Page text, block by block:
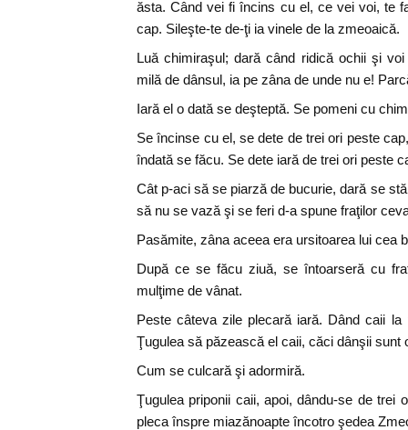
ăsta. Când vei fi încins cu el, ce vei voi, te
cap. Sileşte-te de-ţi ia vinele de la zmeoaică.
Luă chimiraşul; dară când ridică ochii şi
milă de dânsul, ia pe zâna de unde nu e!
Iară el o dată se deşteptă. Se pomeni cu
Se încinse cu el, se dete de trei ori peste
îndată se făcu. Se dete iară de trei ori peste
Cât p-aci să se piarză de bucurie, dară se
să nu se vază şi se feri d-a spune fraţilor
Pasămite, zâna aceea era ursitoarea lui cea
După ce se făcu ziuă, se întoarseră cu
mulţime de vânat.
Peste câteva zile plecară iară. Dând caii
Ţugulea să păzească el caii, căci dânşii sunt
Cum se culcară şi adormiră.
Ţugulea priponii caii, apoi, dându-se de trei
pleca înspre miazănoapte încotro şedea